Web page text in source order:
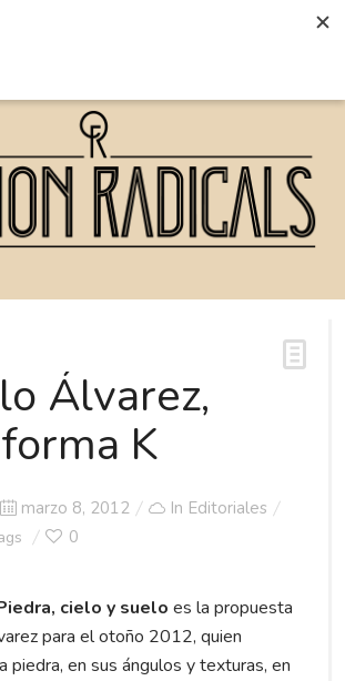
Álvarez,
K
Posted
on
marzo 8, 2012 In Editoriales
0
cielo y suelo es la propuesta
para el otoño 2012, quien
piedra, en sus ángulos y texturas, en